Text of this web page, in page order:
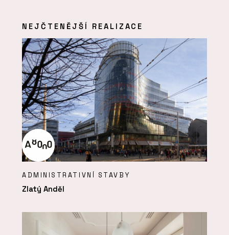
NEJČTENĚJŠÍ REALIZACE
ADMINISTRATIVNÍ STAVBY
Zlatý Anděl